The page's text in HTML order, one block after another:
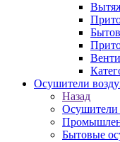
Осушители
Назад
Осушители
Бытовые